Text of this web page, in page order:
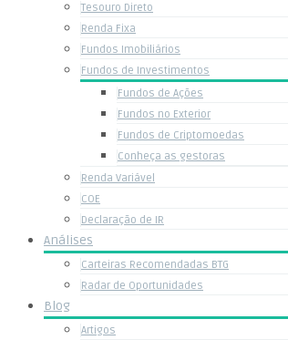
Tesouro Direto
Renda Fixa
Fundos Imobiliários
Fundos de Investimentos
Fundos de Ações
Fundos no Exterior
Fundos de Criptomoedas
Conheça as gestoras
Renda Variável
COE
Declaração de IR
Análises
Carteiras Recomendadas BTG
Radar de Oportunidades
Blog
Artigos